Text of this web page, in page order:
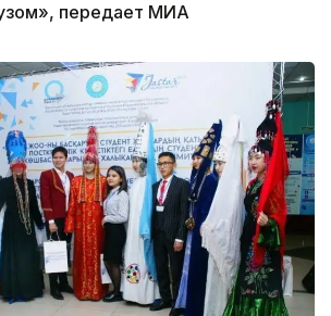
передает МИА